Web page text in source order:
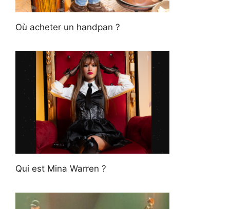
Où acheter un handpan ?
Qui est Mina Warren ?